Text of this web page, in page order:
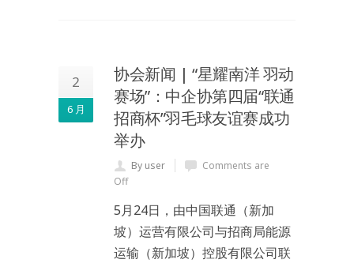
2
6 月
协会新闻 | “星耀南洋 羽动
赛场”：中企协第四届“联通
招商杯”羽毛球友谊赛成功
举办
By user
Comments are
Off
5月24日，由中国联通（新加
坡）运营有限公司与招商局能源
运输（新加坡）控股有限公司联